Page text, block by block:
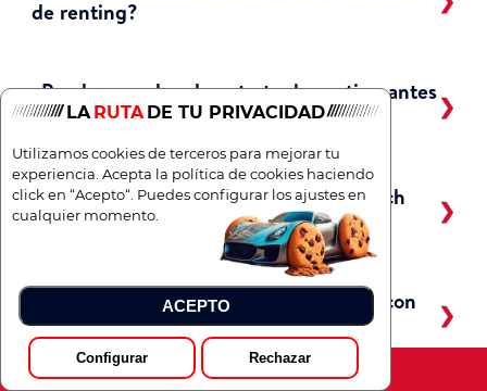
de renting?
¿Puedo cancelar el contrato de renting antes
de tiempo?
¿Puedo contratar un Renault Trafic E Tech
estando en ASNEF?
¿Qué pasa si me excedo de kilómetros con
el Renault Trafic E Tech de renting?
LA RUTA DE TU PRIVACIDAD
Utilizamos cookies de terceros para mejorar tu
experiencia. Acepta la política de cookies haciendo
click en “Acepto“. Puedes configurar los ajustes en
cualquier momento.
ACEPTO
Configurar Rechazar